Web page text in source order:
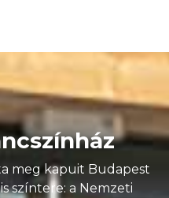
meg kapuit Budapest
színtere: a Nemzeti